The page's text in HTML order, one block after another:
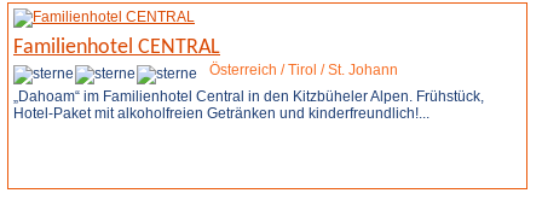
Familienhotel CENTRAL
Österreich / Tirol / St. Johann
„Dahoam“ im Familienhotel Central in den Kitzbüheler Alpen. Frühstück,
Hotel-Paket mit alkoholfreien Getränken und kinderfreundlich!...